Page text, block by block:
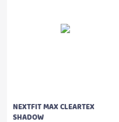
NEXTFIT MAX CLEARTEX
SHADOW